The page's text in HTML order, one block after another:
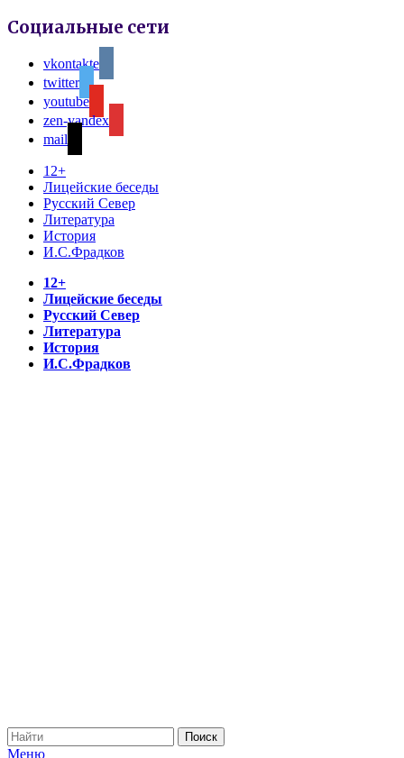
Социальные сети
vkontakte
twitter
youtube
zen-yandex
mail
12+
Лицейские беседы
Русский Север
Литература
История
И.С.Фрадков
12+
Лицейские беседы
Русский Север
Литература
История
И.С.Фрадков
Меню